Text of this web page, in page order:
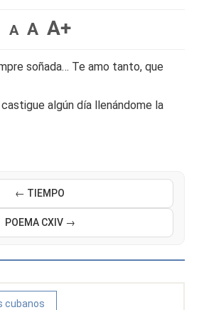
A A A+
soñada… Te amo tanto, que
algún día llenándome la
← TIEMPO
POEMA CXIV →
cubanos